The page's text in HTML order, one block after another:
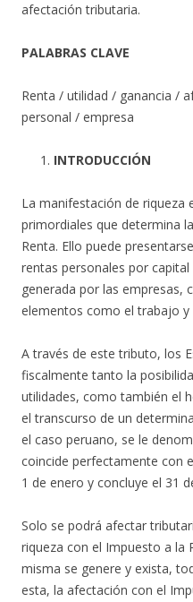
afectación tributaria.
PALABRAS CLAVE
Renta / utilidad / ganancia /
personal / empresa
INTRODUCCIÓN
La manifestación de riqueza
primordiales que determina
Renta. Ello puede
rentas personales por
generada por las empresas,
elementos como el trabajo y
A través de este tributo, los
fiscalmente tanto la
utilidades, como también el
el transcurso de un
el caso peruano, se le
coincide perfectamente con
1 de enero y concluye el 31
Solo se podrá afectar
riqueza con el Impuesto a la
misma se genere y exista,
esta, la afectación con el